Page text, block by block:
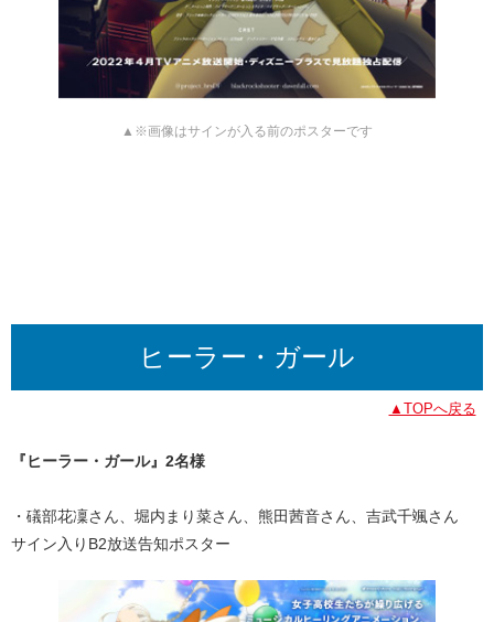
▲※画像はサインが入る前のポスターです
ヒーラー・ガール
▲TOPへ戻る
『ヒーラー・ガール』2名様
・礒部花凜さん、堀内まり菜さん、熊田茜音さん、吉武千颯さん
サイン入りB2放送告知ポスター